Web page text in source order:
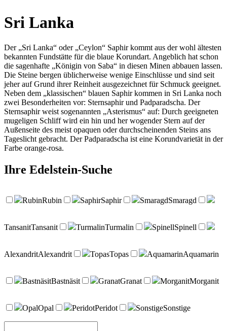
Sri Lanka
Der „Sri Lanka“ oder „Ceylon“ Saphir kommt aus der wohl ältesten
bekannten Fundstätte für die blaue Korundart. Angeblich hat schon
die sagenhafte „Königin von Saba“ in diesen Minen abbauen lassen.
Die Steine bergen üblicherweise wenige Einschlüsse und sind seit
jeher auf Grund ihrer Reinheit ausgezeichnet für Schmuck geeignet.
Neben dem „klassischen“ blauen Saphir kommen in Sri Lanka noch
zwei Besonderheiten vor: Sternsaphir und Padparadscha. Der
Sternsaphir weist sogenannten „Asterismus“ auf: Durch geeigneten
mugeligen Schliff wird ein hin und her wogender Stern auf der
Außenseite des meist opaquen oder durchscheinenden Steins ans
Tageslicht gebracht. Der Padparadscha ist eine Korundvarietät in der
Farbe orange-rosa.
Ihre Edelstein-Suche
RubinRubin SaphirSaphir SmaragdSmaragd
TansanitTansanit TurmalinTurmalin SpinellSpinell
AlexandritAlexandrit TopasTopas AquamarinAquamarin
BastnäsitBastnäsit GranatGranat MorganitMorganit
OpalOpal PeridotPeridot SonstigeSonstige